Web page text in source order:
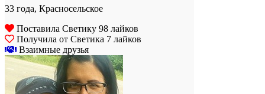
33 года, Красносельское
Поставила Светику 98 лайков
Получила от Светика 7 лайков
Взаимные друзья